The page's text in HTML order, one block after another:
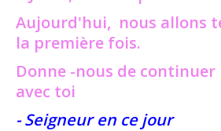
Aujourd'hui, nous allons
la première fois.
Donne -nous de
avec toi
- Seigneur en ce jour